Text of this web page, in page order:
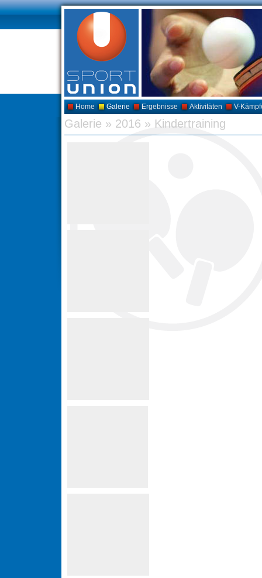
Home Galerie Ergebnisse Aktivitäten V-
Galerie » 2016 » Kindertraining